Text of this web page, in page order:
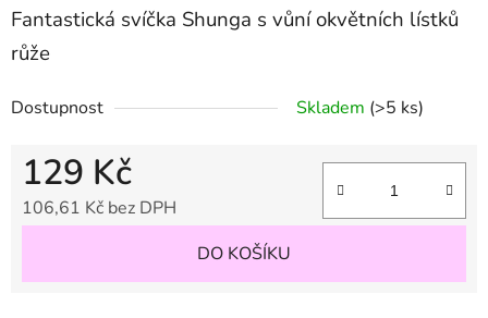
Fantastická svíčka Shunga s vůní okvětních lístků
růže
Dostupnost Skladem (>5 ks)
129 Kč
106,61 Kč bez DPH
DO KOŠÍKU